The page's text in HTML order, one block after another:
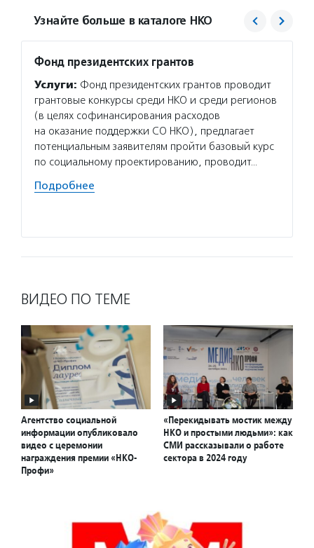
Узнайте больше в каталоге НКО
Фонд президентских грантов
Услуги: Фонд президентских грантов проводит
грантовые конкурсы среди НКО и среди регионов
(в целях софинансирования расходов
на оказание поддержки СО НКО), предлагает
потенциальным заявителям пройти базовый курс
по социальному проектированию, проводит…
Подробнее
ВИДЕО ПО ТЕМЕ
Агентство социальной
информации опубликовало
видео с церемонии
награждения премии «НКО-
Профи»
«Перекидывать мостик между
НКО и простыми людьми»: как
СМИ рассказывали о работе
сектора в 2024 году